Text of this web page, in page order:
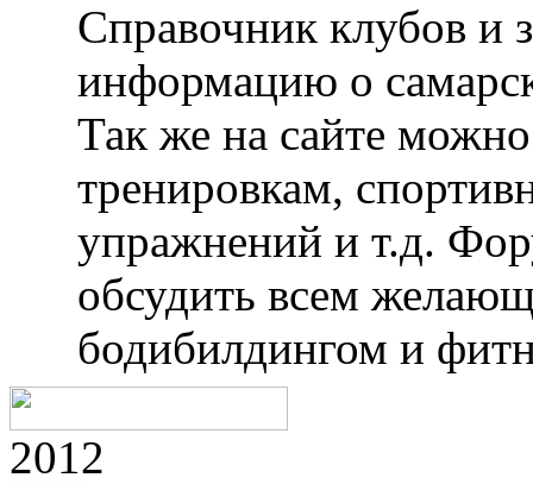
Справочник клубов и
информацию о
Так же на сайте
тренировкам,
упражнений и т.д.
обсудить всем
бодибилдингом и
2012